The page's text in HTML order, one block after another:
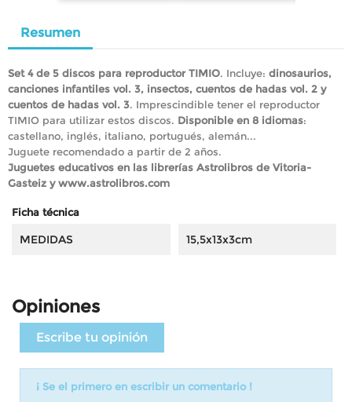
Resumen
Set 4 de 5 discos para reproductor TIMIO. Incluye: dinosaurios,
canciones infantiles vol. 3, insectos, cuentos de hadas vol. 2 y
cuentos de hadas vol. 3. Imprescindible tener el reproductor
TIMIO para utilizar estos discos. Disponible en 8 idiomas:
castellano, inglés, italiano, portugués, alemán...
Juguete recomendado a partir de 2 años.
Juguetes educativos en las librerías Astrolibros de Vitoria-
Gasteiz y www.astrolibros.com
Ficha técnica
MEDIDAS 15,5x13x3cm
Opiniones
Escribe tu opinión
¡ Se el primero en escribir un comentario !